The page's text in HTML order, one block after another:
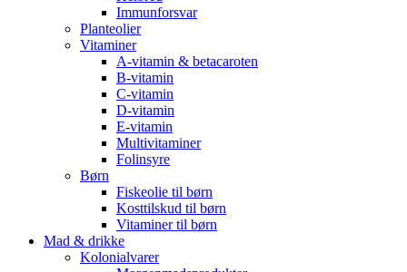
Immunforsvar
Planteolier
Vitaminer
A-vitamin & betacaroten
B-vitamin
C-vitamin
D-vitamin
E-vitamin
Multivitaminer
Folinsyre
Børn
Fiskeolie til børn
Kosttilskud til børn
Vitaminer til børn
Mad & drikke
Kolonialvarer